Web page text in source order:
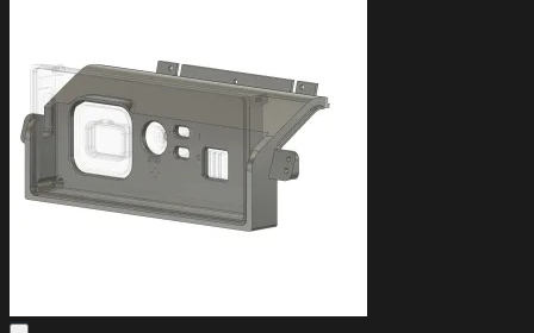
Aprende con nuestros tutoriales